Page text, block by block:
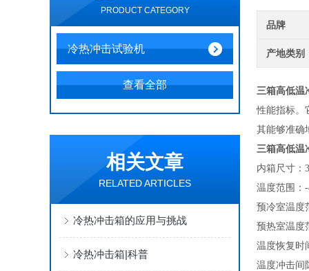
PRODUCT CATEGORY
冷热冲击试验机
查看全部
相关文章
RELATED ARTICLES
冷热冲击箱的应用与挑战
冷热冲击箱|科普
品牌
产地类别
三箱高低温
性能指标。
其能够准确
三箱高低温
内箱尺寸：
温度范围
预冷室温度
预热室温度
温度恢复时
温度冲击间